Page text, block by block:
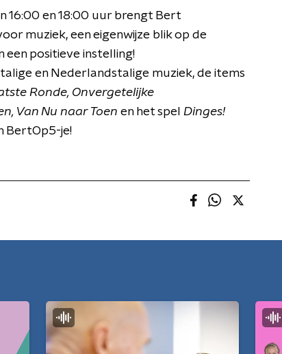
16:00 en 18:00 uur brengt Bert
muziek, een eigenwijze blik op de
een positieve instelling!
en Nederlandstalige muziek, de items
Ronde, Onvergetelijke
Van Nu naar Toen en het spel Dinges!
BertOp5-je!